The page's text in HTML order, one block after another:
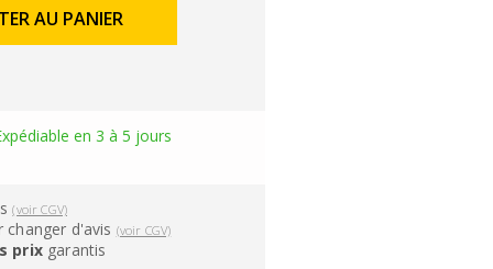
AU PANIER
en 3 à 5 jours
(voir CGV)
changer d'avis (voir CGV)
prix garantis